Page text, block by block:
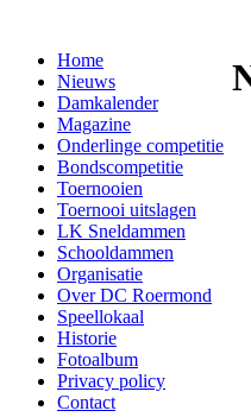
Home
Nieuws
Damkalender
Magazine
Onderlinge competitie
Bondscompetitie
Toernooien
Toernooi uitslagen
LK Sneldammen
Schooldammen
Organisatie
Over DC Roermond
Speellokaal
Historie
Fotoalbum
Privacy policy
Contact